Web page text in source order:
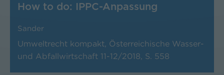
How to do: IPPC-Anpassung
Sander
Umweltrecht kompakt, Österreichische Wasser-
und Abfallwirtschaft 11-12/2018, S. 558